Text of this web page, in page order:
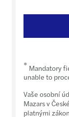
* Mandatory
unable to
Vaše osobní
Mazars v
platnými